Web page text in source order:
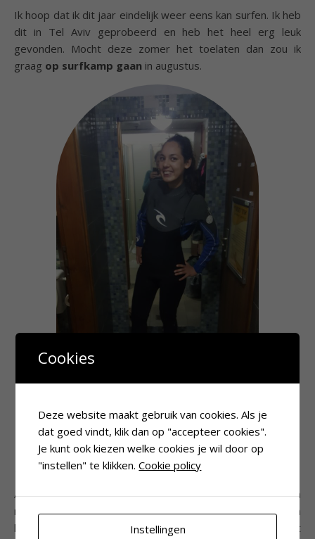
Ik hoop dat ik dit jaar eindelijk weer eens kan surfen. Ik heb
dit in Tel Aviv geprobeerd en heb het heel erg leuk
gevonden. Mocht deze zomer het toelaten dan zou ik
graag op surfkamp gaan in augustus.
September: Varen
Al een paar jaar wil ik mijn vaarbewijs halen, maar ik ben
nog steeds niet begonnen. Het moet er nu maar eens van
komen. Het lijkt me tof om een maand te wijden aan het
Cookies
Deze website maakt gebruik van cookies. Als je
dat goed vindt, klik dan op "accepteer cookies".
Je kunt ook kiezen welke cookies je wil door op
"instellen" te klikken.Cookie policy
Instellingen